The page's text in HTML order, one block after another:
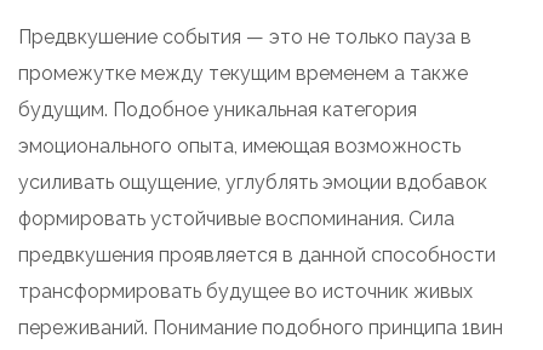
Предвкушение события — это не только пауза в
промежутке между текущим временем а также
будущим. Подобное уникальная категория
эмоционального опыта, имеющая возможность
усиливать ощущение, углублять эмоции вдобавок
формировать устойчивые воспоминания. Сила
предвкушения проявляется в данной способности
трансформировать будущее во источник живых
переживаний. Понимание подобного принципа 1вин